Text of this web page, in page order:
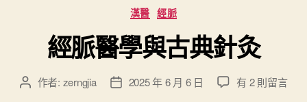
分
類
漢醫 經脈
經脈醫學與古典針灸
文 作者: zerngjia
文 2025 年 6 月 6 日
在
有 2 則留言